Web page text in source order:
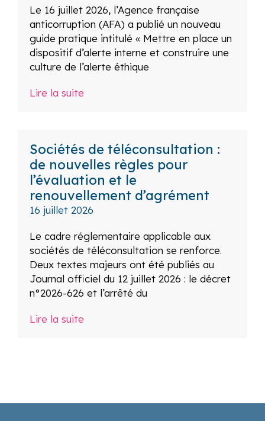
Le 16 juillet 2026, l’Agence française
anticorruption (AFA) a publié un nouveau
guide pratique intitulé « Mettre en place un
dispositif d’alerte interne et construire une
culture de l’alerte éthique
Lire la suite
Sociétés de téléconsultation :
de nouvelles règles pour
l’évaluation et le
renouvellement d’agrément
16 juillet 2026
Le cadre réglementaire applicable aux
sociétés de téléconsultation se renforce.
Deux textes majeurs ont été publiés au
Journal officiel du 12 juillet 2026 : le décret
n°2026-626 et l’arrêté du
Lire la suite